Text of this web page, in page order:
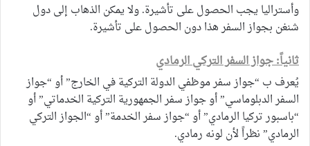
وأستراليا يجب الحصول على تأشيرة. ولا يمكن الذهاب إلى دول
شنغن بجواز السفر هذا دون الحصول على تأشيرة.
ثانياً: جواز السفر التركي الرمادي
يُعرف ب “جواز سفر موظفي الدولة التركية في الخارج” أو “جواز
السفر الدبلوماسي” أو جواز سفر الجمهورية التركية الخدماتي” أو
“باسبور تركيا الرمادي” أو “جواز سفر الخدمة” أو “الجواز التركي
الرمادي” نظراً لأن لونه رمادي.